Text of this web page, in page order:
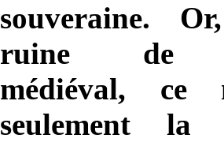
souveraine.
ruine de
médiéval, ce
seulement la